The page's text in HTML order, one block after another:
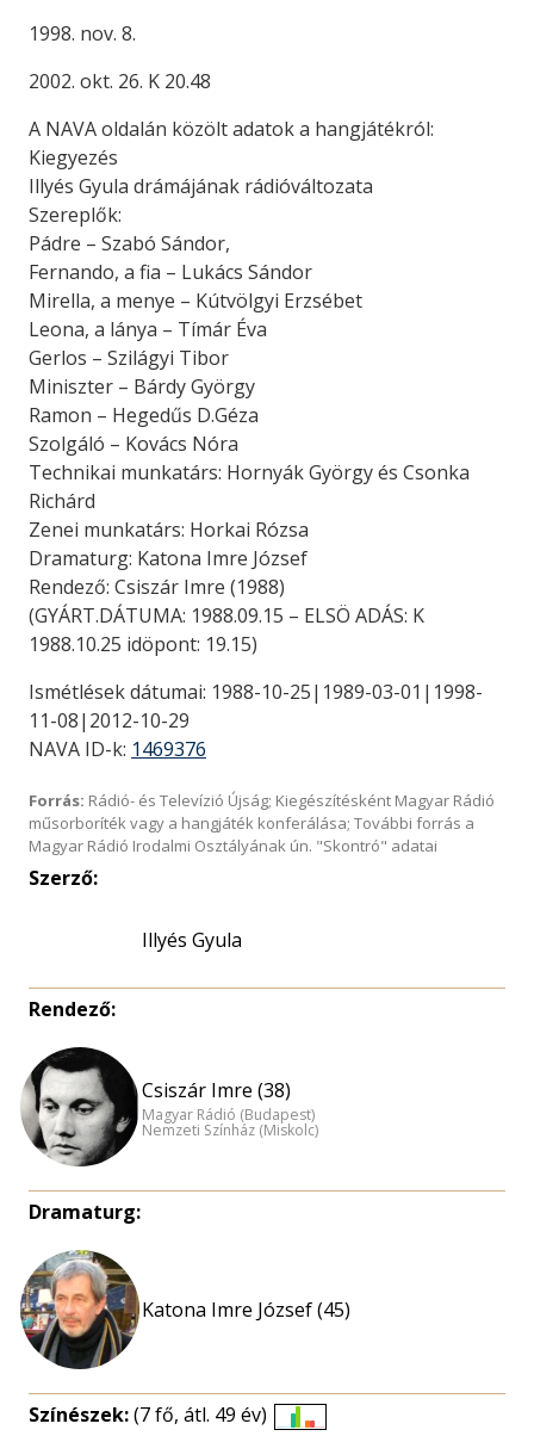
1998. nov. 8.
2002. okt. 26. K 20.48
A NAVA oldalán közölt adatok a hangjátékról:
Kiegyezés
Illyés Gyula drámájának rádióváltozata
Szereplők:
Pádre – Szabó Sándor,
Fernando, a fia – Lukács Sándor
Mirella, a menye – Kútvölgyi Erzsébet
Leona, a lánya – Tímár Éva
Gerlos – Szilágyi Tibor
Miniszter – Bárdy György
Ramon – Hegedűs D.Géza
Szolgáló – Kovács Nóra
Technikai munkatárs: Hornyák György és Csonka
Richárd
Zenei munkatárs: Horkai Rózsa
Dramaturg: Katona Imre József
Rendező: Csiszár Imre (1988)
(GYÁRT.DÁTUMA: 1988.09.15 – ELSÖ ADÁS: K
1988.10.25 idöpont: 19.15)
Ismétlések dátumai: 1988-10-25|1989-03-01|1998-
11-08|2012-10-29
NAVA ID-k: 1469376
Forrás: Rádió- és Televízió Újság; Kiegészítésként Magyar Rádió
műsorboríték vagy a hangjáték konferálása; További forrás a
Magyar Rádió Irodalmi Osztályának ún. "Skontró" adatai
Szerző:
Illyés Gyula
Rendező:
Csiszár Imre (38)
Magyar Rádió (Budapest)
Nemzeti Színház (Miskolc)
Dramaturg:
Katona Imre József (45)
Színészek:(7 fő, átl. 49 év)